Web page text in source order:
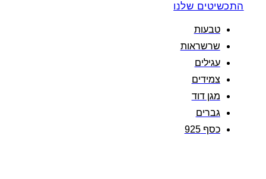
התכשיטים שלנו
טבעות
שרשראות
עגילים
צמידים
מגן דוד
גברים
כסף 925